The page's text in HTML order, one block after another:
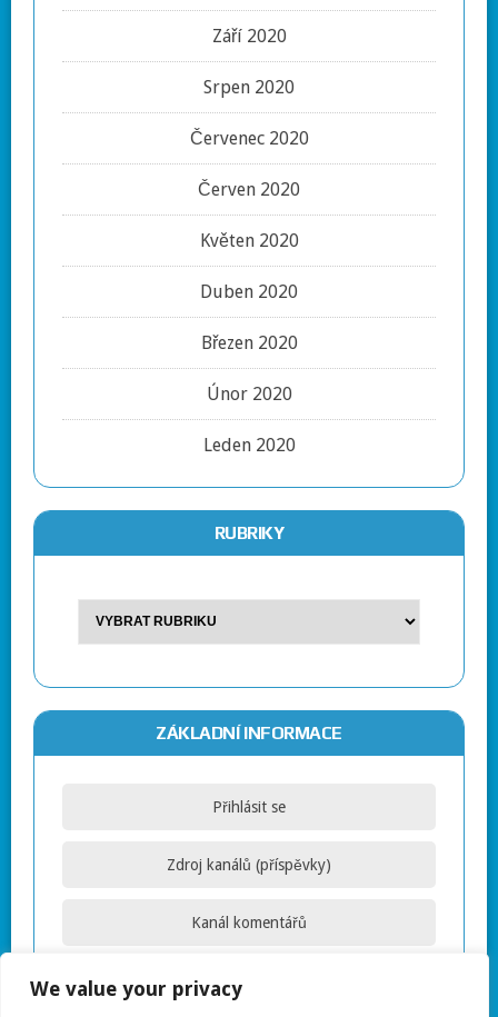
We value your privacy
Září 2020
Srpen 2020
Červenec 2020
Červen 2020
Květen 2020
Duben 2020
Březen 2020
Únor 2020
Leden 2020
RUBRIKY
ZÁKLADNÍ INFORMACE
Přihlásit se
Zdroj kanálů (příspěvky)
Kanál komentářů
Česká lokalizace